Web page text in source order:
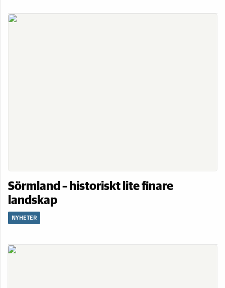
Sörmland – historiskt lite finare
landskap
NYHETER